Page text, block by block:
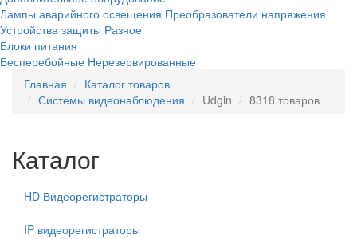
Лампы аварийного освещения Преобразователи напряжения
Устройства защиты Разное
Блоки питания
Бесперебойные Нерезервированные
Главная
Каталог товаров
Системы видеонаблюдения
Udgin 8318 товаров
Каталог
HD Видеорегистраторы
IP видеорегистраторы